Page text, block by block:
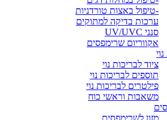
-טיפול באצות טורדניות
ערכות בדיקה למתוקים
סנני UV/UVC
אקווריום שרימפסים
ציוד לבריכות נוי
תוספים לבריכות נוי
פילטרים לבריכות נוי
משאבות וראשי כוח
מזון לשרימפסים